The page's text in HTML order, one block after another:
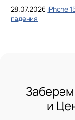
28.07.2026 iPhone
падения
и